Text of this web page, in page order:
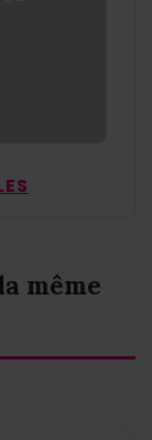
même